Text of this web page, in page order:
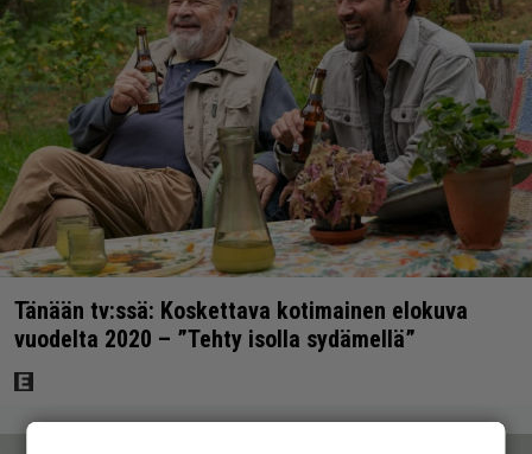
Tänään tv:ssä: Koskettava kotimainen elokuva
vuodelta 2020 – ”Tehty isolla sydämellä”